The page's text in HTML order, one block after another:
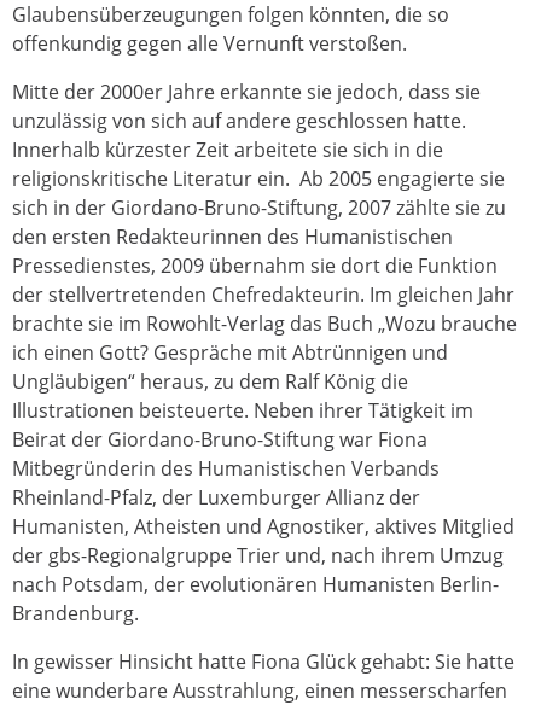
Glaubensüberzeugungen folgen könnten, die so
offenkundig gegen alle Vernunft verstoßen.
Mitte der 2000er Jahre erkannte sie jedoch, dass sie
unzulässig von sich auf andere geschlossen hatte.
Innerhalb kürzester Zeit arbeitete sie sich in die
religionskritische Literatur ein. Ab 2005 engagierte sie
sich in der Giordano-Bruno-Stiftung, 2007 zählte sie zu
den ersten Redakteurinnen des Humanistischen
Pressedienstes, 2009 übernahm sie dort die Funktion
der stellvertretenden Chefredakteurin. Im gleichen Jahr
brachte sie im Rowohlt-Verlag das Buch „Wozu brauche
ich einen Gott? Gespräche mit Abtrünnigen und
Ungläubigen“ heraus, zu dem Ralf König die
Illustrationen beisteuerte. Neben ihrer Tätigkeit im
Beirat der Giordano-Bruno-Stiftung war Fiona
Mitbegründerin des Humanistischen Verbands
Rheinland-Pfalz, der Luxemburger Allianz der
Humanisten, Atheisten und Agnostiker, aktives Mitglied
der gbs-Regionalgruppe Trier und, nach ihrem Umzug
nach Potsdam, der evolutionären Humanisten Berlin-
Brandenburg.
In gewisser Hinsicht hatte Fiona Glück gehabt: Sie hatte
eine wunderbare Ausstrahlung, einen messerscharfen